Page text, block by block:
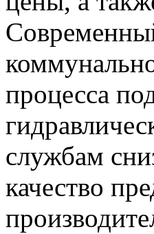
процесса
службам
качество